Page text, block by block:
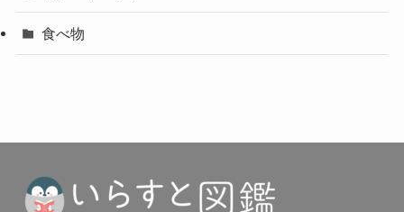
食べ物